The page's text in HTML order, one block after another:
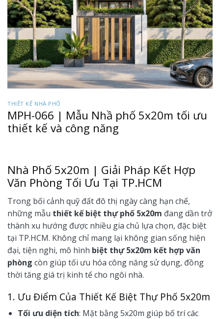
THIẾT KẾ NHÀ PHỐ
MPH-066 | Mẫu Nhầ phố 5x20m tối ưu
thiết kế và công năng
Nhà Phố 5x20m | Giải Pháp Kết Hợp
Văn Phòng Tối Ưu Tại TP.HCM
Trong bối cảnh quỹ đất đô thị ngày càng hạn chế,
những mẫu thiết kế biệt thự phố 5x20m đang dần trở
thành xu hướng được nhiều gia chủ lựa chọn, đặc biệt
tại TP.HCM. Không chỉ mang lại không gian sống hiện
đại, tiện nghi, mô hình biệt thự 5x20m kết hợp văn
phòng còn giúp tối ưu hóa công năng sử dụng, đồng
thời tăng giá trị kinh tế cho ngôi nhà.
1. Ưu Điểm Của Thiết Kế Biệt Thự Phố 5x20m
Tối ưu diện tích: Mặt bằng 5x20m giúp bố trí các